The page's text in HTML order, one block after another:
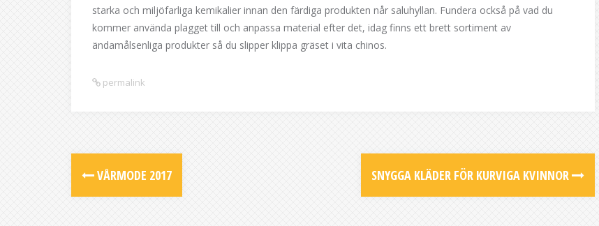
starka och miljöfarliga kemikalier innan den färdiga produkten når saluhyllan. Fundera också på vad du
kommer använda plagget till och anpassa material efter det, idag finns ett brett sortiment av
ändamålsenliga produkter så du slipper klippa gräset i vita chinos.
permalink
Post
navigation
VÅRMODE 2017 SNYGGA KLÄDER FÖR KURVIGA KVINNOR